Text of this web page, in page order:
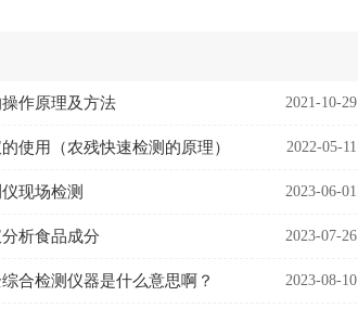
作原理及方法 2021-10-29
使用（农残快速检测的原理） 2022-05-11
现场检测 2023-06-01
析食品成分 2023-07-26
合检测仪器是什么意思啊？ 2023-08-10